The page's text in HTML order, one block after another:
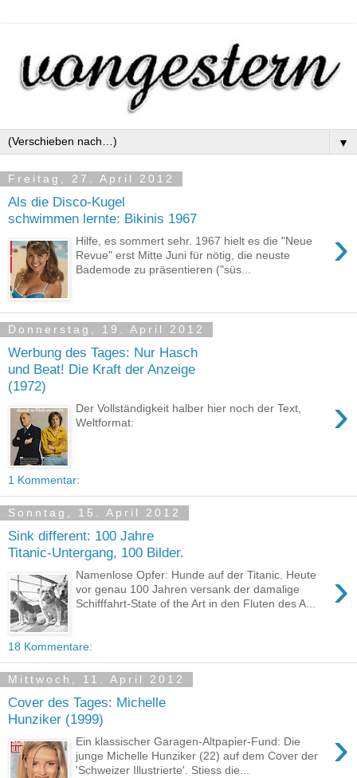
▼
Freitag, 27. April 2012
Als die Disco-Kugel
schwimmen lernte: Bikinis 1967
›
Hilfe, es sommert sehr. 1967 hielt es die "Neue
Revue" erst Mitte Juni für nötig, die neuste
Bademode zu präsentieren ("süs...
Donnerstag, 19. April 2012
Werbung des Tages: Nur Hasch
und Beat! Die Kraft der Anzeige
(1972)
›
Der Vollständigkeit halber hier noch der Text,
Weltformat:
1 Kommentar:
Sonntag, 15. April 2012
Sink different: 100 Jahre
Titanic-Untergang, 100 Bilder.
›
Namenlose Opfer: Hunde auf der Titanic. Heute
vor genau 100 Jahren versank der damalige
Schifffahrt-State of the Art in den Fluten des A...
18 Kommentare:
Mittwoch, 11. April 2012
Cover des Tages: Michelle
Hunziker (1999)
›
Ein klassischer Garagen-Altpapier-Fund: Die
junge Michelle Hunziker (22) auf dem Cover der
'Schweizer Illustrierte'. Stiess die...